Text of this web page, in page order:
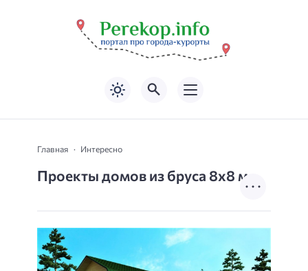
Главная Интересно
Проекты домов из бруса 8х8 м